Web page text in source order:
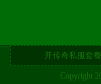
开传奇私服套餐
Copyright